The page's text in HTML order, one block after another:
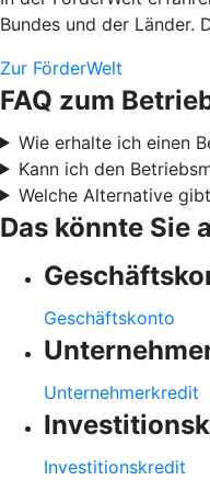
Bundes und der Länder.
Zur FörderWelt
FAQ zum
Wie erhalte ich einen
Kann ich den
Welche Alternative
Das könnte Sie
Geschäftskonto
Unternehmerkredit
Investitionskredit